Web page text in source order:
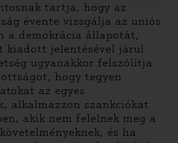
tartja, hogy az
évente vizsgálja az uniós
a demokrácia állapotát,
kiadott jelentésével járul
ugyanakkor felszólítja
hogy tegyen
az egyes
alkalmazzon szankciókat
akik nem felelnek meg a
és ha